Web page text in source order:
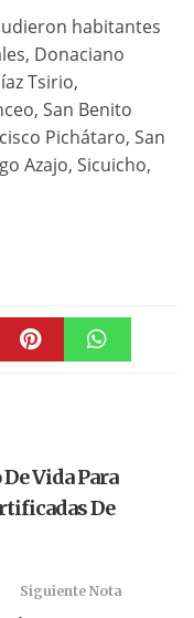
habitantes
Donaciano
Tsirio,
San Benito
Pichátaro, San
Azajo, Sicuicho,
Vida Para
De
Siguiente Nota